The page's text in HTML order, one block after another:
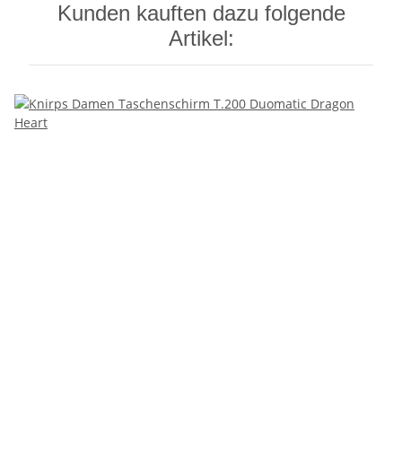
Kunden kauften dazu folgende
Artikel: